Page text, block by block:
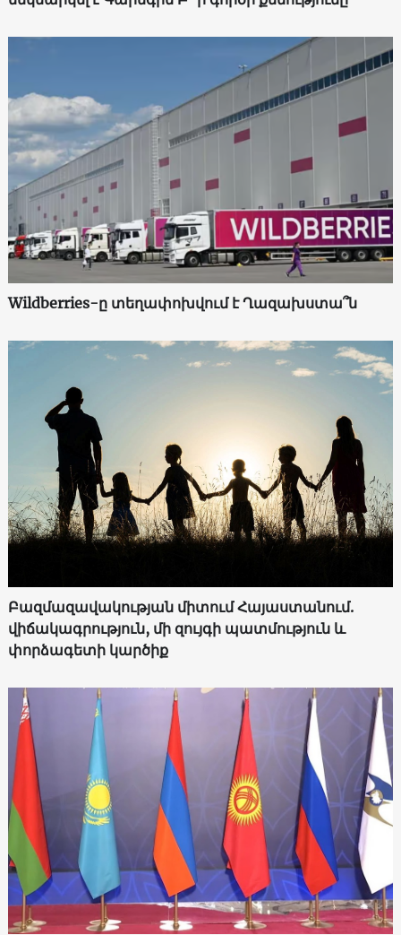
Wildberries-ը տեղափոխվում է Ղազախստա՞ն
Բազմազավակության միտում Հայաստանում.
վիճակագրություն, մի զույգի պատմություն և
փորձագետի կարծիք